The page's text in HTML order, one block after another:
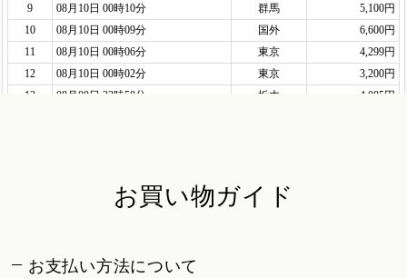
お買い物ガイド
お支払い方法について